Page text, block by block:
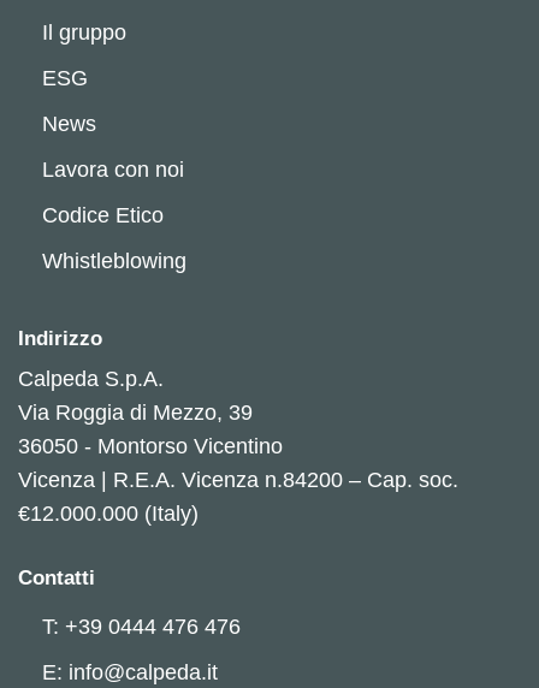
Il gruppo
ESG
News
Lavora con noi
Codice Etico
Whistleblowing
Indirizzo
Calpeda S.p.A.
Via Roggia di Mezzo, 39
36050 - Montorso Vicentino
Vicenza | R.E.A. Vicenza n.84200 – Cap. soc.
€12.000.000 (Italy)
Contatti
T: +39 0444 476 476
E: info@calpeda.it